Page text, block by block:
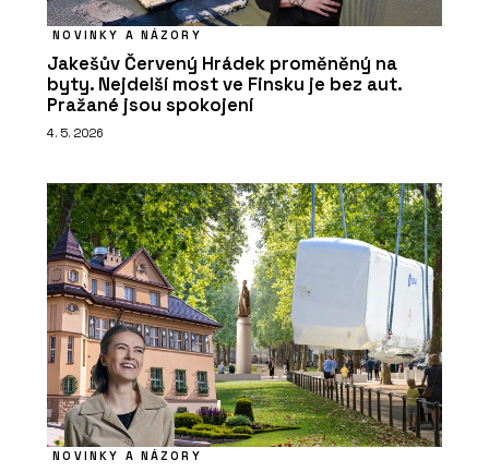
Rekonstrukce - Xella
O FIRMĚ
Xella CZ
NOVINKY A NÁZORY
Jakešův Červený Hrádek proměněný na
byty. Nejdelší most ve Finsku je bez aut.
Pražané jsou spokojení
4. 5. 2026
NOVINKY A NÁZORY